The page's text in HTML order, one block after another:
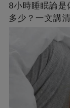
8小時睡眠論是
多少？一文講清